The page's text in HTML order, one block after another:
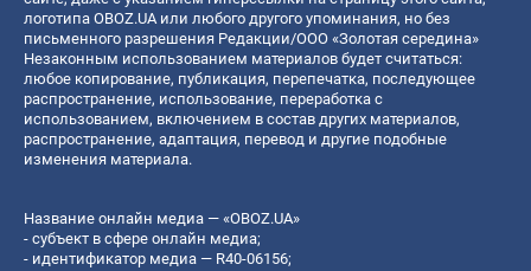
логотипа OBOZ.UA или любого другого упоминания, но без
письменного разрешения Редакции/ООО «Золотая середина»
Незаконным использованием материалов будет считаться:
любое копирование, публикация, перепечатка, последующее
распространение, использование, переработка с
использованием, включением в состав других материалов,
распространение, адаптация, перевод и другие подобные
изменения материала.
Название онлайн медиа — «OBOZ.UA»
- субъект в сфере онлайн медиа;
- идентификатор медиа — R40-06156;